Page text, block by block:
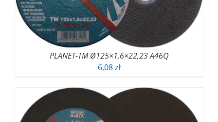
PLANET-TM Ø125×1,6×22,23 A46Q
6,08zł